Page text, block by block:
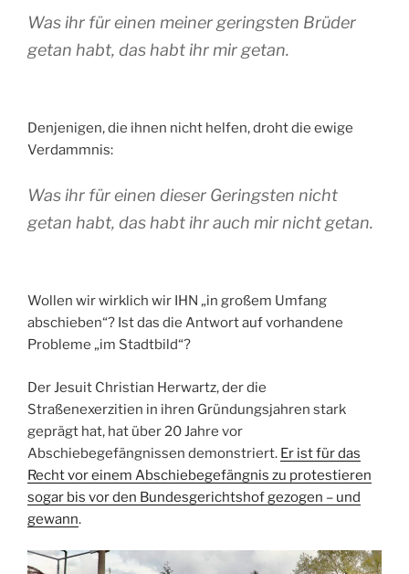
Was ihr für einen meiner geringsten Brüder
getan habt, das habt ihr mir getan.
Denjenigen, die ihnen nicht helfen, droht die ewige
Verdammnis:
Was ihr für einen dieser Geringsten nicht
getan habt, das habt ihr auch mir nicht getan.
Wollen wir wirklich wir IHN „in großem Umfang
abschieben“? Ist das die Antwort auf vorhandene
Probleme „im Stadtbild“?
Der Jesuit Christian Herwartz, der die
Straßenexerzitien in ihren Gründungsjahren stark
geprägt hat, hat über 20 Jahre vor
Abschiebegefängnissen demonstriert. Er ist für das
Recht vor einem Abschiebegefängnis zu protestieren
sogar bis vor den Bundesgerichtshof gezogen – und
gewann.